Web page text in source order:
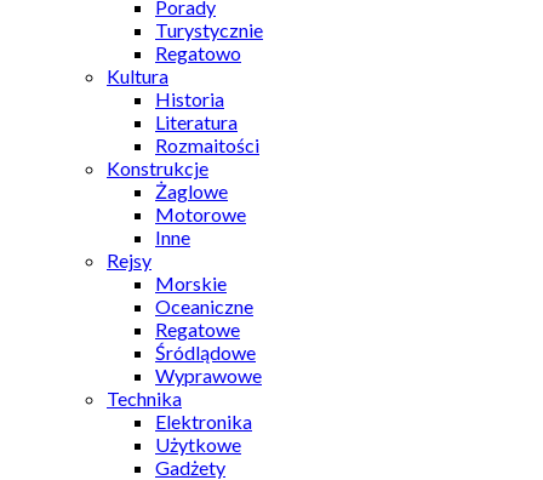
Porady
Turystycznie
Regatowo
Kultura
Historia
Literatura
Rozmaitości
Konstrukcje
Żaglowe
Motorowe
Inne
Rejsy
Morskie
Oceaniczne
Regatowe
Śródlądowe
Wyprawowe
Technika
Elektronika
Użytkowe
Gadżety